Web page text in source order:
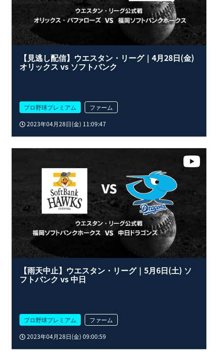
【見逃し配信】ウエスタン・リーグ｜4月28日(金)
オリックス vs ソフトバンク
プロ野球プレミアム
ファーム
2023年04月28日(金) 11:09:47
【雨天中止】ウエスタン・リーグ｜5月6日(土) ソ
フトバンク vs 中日
プロ野球プレミアム
ファーム
2023年04月28日(金) 09:00:59